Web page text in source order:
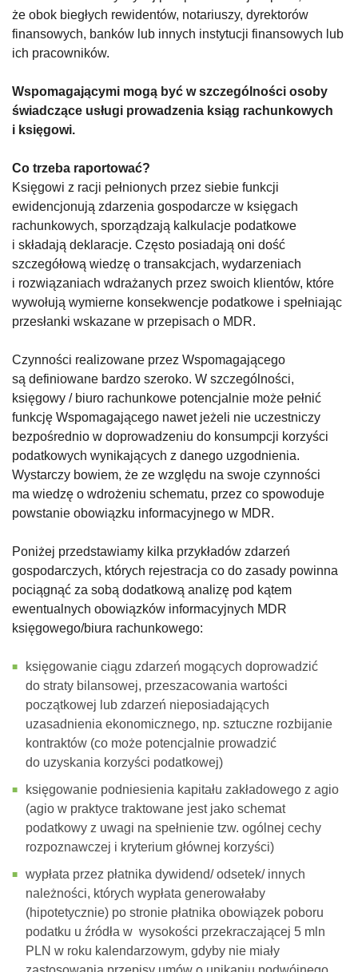
że obok biegłych rewidentów, notariuszy, dyrektorów
finansowych, banków lub innych instytucji finansowych lub
ich pracowników.
Wspomagającymi mogą być w szczególności osoby
świadczące usługi prowadzenia ksiąg rachunkowych
i księgowi.
Co trzeba raportować?
Księgowi z racji pełnionych przez siebie funkcji
ewidencjonują zdarzenia gospodarcze w księgach
rachunkowych, sporządzają kalkulacje podatkowe
i składają deklaracje. Często posiadają oni dość
szczegółową wiedzę o transakcjach, wydarzeniach
i rozwiązaniach wdrażanych przez swoich klientów, które
wywołują wymierne konsekwencje podatkowe i spełniając
przesłanki wskazane w przepisach o MDR.
Czynności realizowane przez Wspomagającego
są definiowane bardzo szeroko. W szczególności,
księgowy / biuro rachunkowe potencjalnie może pełnić
funkcję Wspomagającego nawet jeżeli nie uczestniczy
bezpośrednio w doprowadzeniu do konsumpcji korzyści
podatkowych wynikających z danego uzgodnienia.
Wystarczy bowiem, że ze względu na swoje czynności
ma wiedzę o wdrożeniu schematu, przez co spowoduje
powstanie obowiązku informacyjnego w MDR.
Poniżej przedstawiamy kilka przykładów zdarzeń
gospodarczych, których rejestracja co do zasady powinna
pociągnąć za sobą dodatkową analizę pod kątem
ewentualnych obowiązków informacyjnych MDR
księgowego/biura rachunkowego:
księgowanie ciągu zdarzeń mogących doprowadzić
do straty bilansowej, przeszacowania wartości
początkowej lub zdarzeń nieposiadających
uzasadnienia ekonomicznego, np. sztuczne rozbijanie
kontraktów (co może potencjalnie prowadzić
do uzyskania korzyści podatkowej)
księgowanie podniesienia kapitału zakładowego z agio
(agio w praktyce traktowane jest jako schemat
podatkowy z uwagi na spełnienie tzw. ogólnej cechy
rozpoznawczej i kryterium głównej korzyści)
wypłata przez płatnika dywidend/ odsetek/ innych
należności, których wypłata generowałaby
(hipotetycznie) po stronie płatnika obowiązek poboru
podatku u źródła w wysokości przekraczającej 5 mln
PLN w roku kalendarzowym, gdyby nie miały